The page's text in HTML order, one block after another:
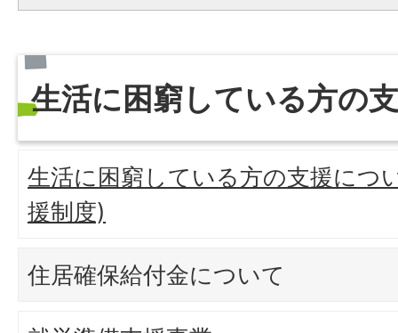
生活に困窮している方の
生活に困窮している方の支援につ
援制度)
住居確保給付金について